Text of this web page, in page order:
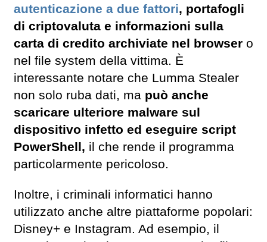
autenticazione a due fattori, portafogli
di criptovaluta e informazioni sulla
carta di credito archiviate nel browser o
nel file system della vittima. È
interessante notare che Lumma Stealer
non solo ruba dati, ma può anche
scaricare ulteriore malware sul
dispositivo infetto ed eseguire script
PowerShell, il che rende il programma
particolarmente pericoloso.
Inoltre, i criminali informatici hanno
utilizzato anche altre piattaforme popolari:
Disney+ e Instagram. Ad esempio, il